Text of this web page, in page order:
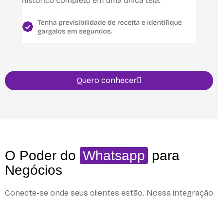
Quero conhecer
O Poder do Whatsapp para
Negócios
Conecte-se onde seus clientes estão. Nossa integração